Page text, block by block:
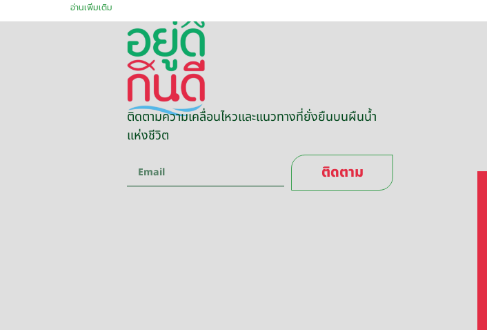
อ่านเพิ่มเติม
ติดตามความเคลื่อนไหวและแนวทางที่ยั่งยืนบนผืนน้ำ
แห่งชีวิต
ติดตาม